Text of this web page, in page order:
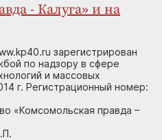
- Калуга» и на
зарегистрирован
по надзору в сфере
и массовых
г. Регистрационный номер:
«Комсомольская правда –